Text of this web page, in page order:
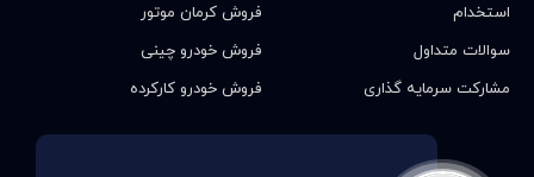
استخدام
سوالات متداول
مشارکت سرمایه گذاری
فروش کرمان موتور
فروش خودرو چینی
فروش خودرو کارکرده